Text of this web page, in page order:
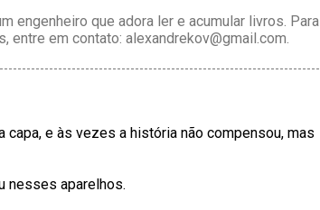
engenheiro que adora ler e acumular livros. Para
em contato: alexandrekov@gmail.com.
e às vezes a história não compensou, mas
nesses aparelhos.